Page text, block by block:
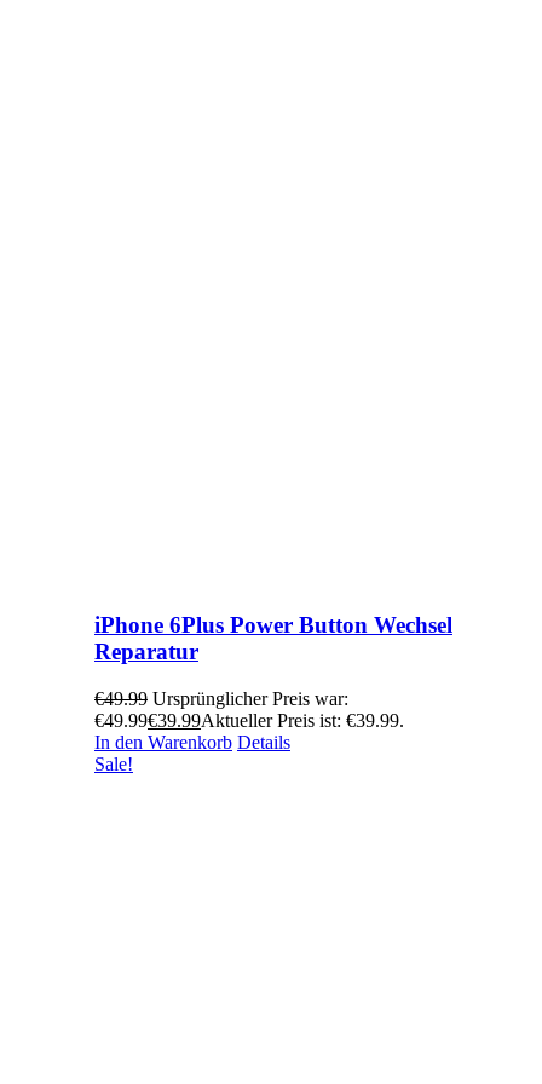
iPhone 6Plus Power Button Wechsel
Reparatur
€49.99 Ursprünglicher Preis war:
€49.99€39.99Aktueller Preis ist: €39.99.
In den Warenkorb Details
Sale!